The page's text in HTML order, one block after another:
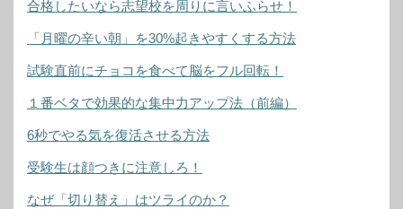
合格したいなら志望校を周りに言いふらせ！
「月曜の辛い朝」を30%起きやすくする方法
試験直前にチョコを食べて脳をフル回転！
１番ベタで効果的な集中力アップ法（前編）
6秒でやる気を復活させる方法
受験生は顔つきに注意しろ！
なぜ「切り替え」はツライのか？